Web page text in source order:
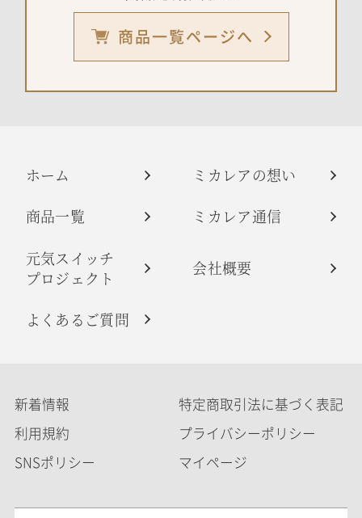
商品一覧ページへ
ホーム
ミカレアの想い
商品一覧
ミカレア通信
元気スイッチ
プロジェクト
会社概要
よくあるご質問
新着情報
特定商取引法に基づく表記
利用規約
プライバシーポリシー
SNSポリシー
マイページ